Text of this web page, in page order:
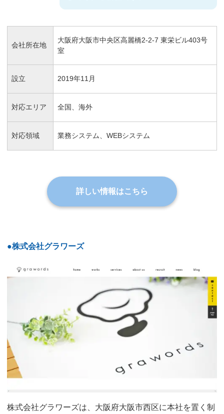
会社所在地
大阪府大阪市中央区高麗橋2-2-7 東栄ビル403号
室
設立 2019年11月
対応エリア 全国、海外
対応領域 業務システム、WEBシステム
詳しい情報はこちら
●株式会社グラワーズ
株式会社グラワーズは、大阪府大阪市西区に本社を置く制